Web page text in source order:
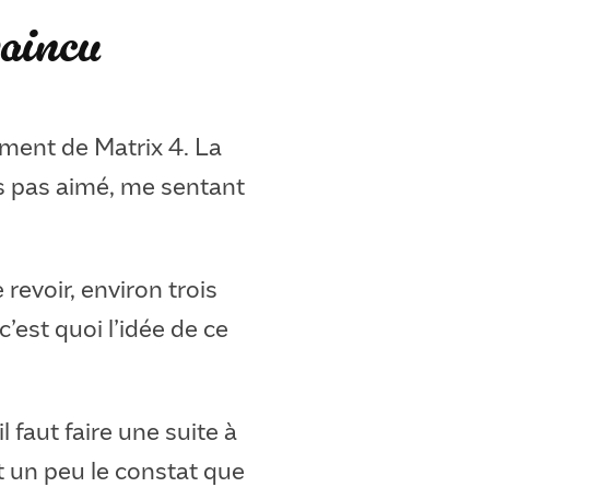
de Matrix 4. La
pas aimé, me sentant
environ trois
quoi l’idée de ce
faut faire une suite à
un peu le constat que